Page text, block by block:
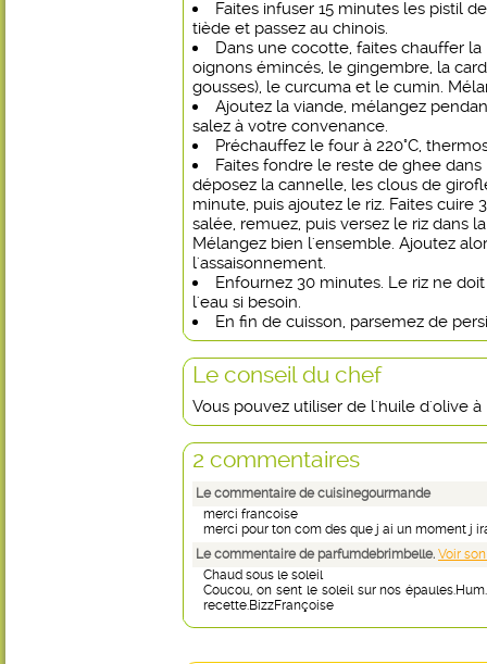
Faites infuser 15 minutes les pistil
tiède et passez au chinois.
Dans une cocotte, faites chauffer
oignons émincés, le gingembre, la
gousses), le curcuma et le cumin.
Ajoutez la viande, mélangez
salez à votre convenance.
Préchauffez le four à 220°C,
Faites fondre le reste de ghee
déposez la cannelle, les clous de
minute, puis ajoutez le riz. Faites cuire
salée, remuez, puis versez le riz dans
Mélangez bien l'ensemble. Ajoutez
l'assaisonnement.
Enfournez 30 minutes. Le riz ne
l'eau si besoin.
En fin de cuisson, parsemez de
Le conseil du chef
Vous pouvez utiliser de l'huile d'olive
2 commentaires
Le commentaire de cuisinegourmande
merci francoise
merci pour ton com des que j ai un moment j
Le commentaire de parfumdebrimbelle. Voir
Chaud sous le soleil
Coucou, on sent le soleil sur nos
recette.BizzFrançoise